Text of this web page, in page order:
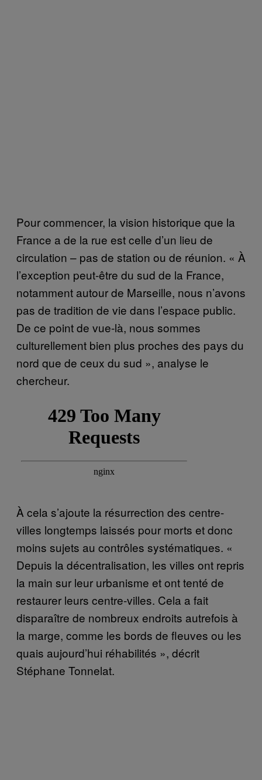
Pour commencer, la vision historique que la
France a de la rue est celle d’un lieu de
circulation – pas de station ou de réunion. « À
l’exception peut-être du sud de la France,
notamment autour de Marseille, nous n’avons
pas de tradition de vie dans l’espace public.
De ce point de vue-là, nous sommes
culturellement bien plus proches des pays du
nord que de ceux du sud », analyse le
chercheur.
À cela s’ajoute la résurrection des centre-
villes longtemps laissés pour morts et donc
moins sujets au contrôles systématiques. «
Depuis la décentralisation, les villes ont repris
la main sur leur urbanisme et ont tenté de
restaurer leurs centre-villes. Cela a fait
disparaître de nombreux endroits autrefois à
la marge, comme les bords de fleuves ou les
quais aujourd’hui réhabilités », décrit
Stéphane Tonnelat.